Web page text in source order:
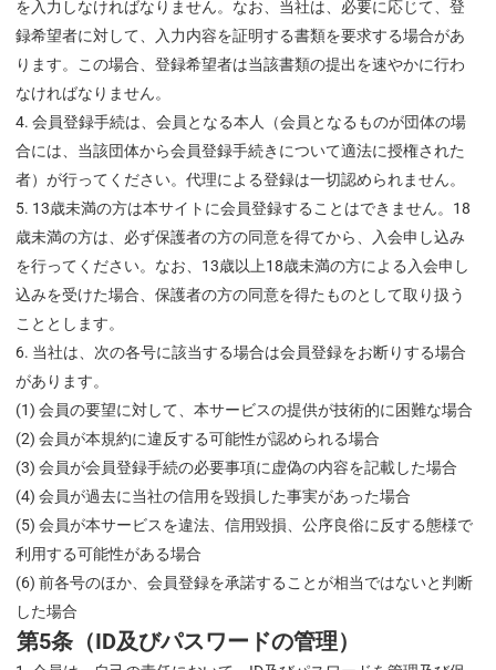
を入力しなければなりません。なお、当社は、必要に応じて、登
録希望者に対して、入力内容を証明する書類を要求する場合があ
ります。この場合、登録希望者は当該書類の提出を速やかに行わ
なければなりません。
会員登録手続は、会員となる本人（会員となるものが団体の場
合には、当該団体から会員登録手続きについて適法に授権された
者）が行ってください。代理による登録は一切認められません。
13歳未満の方は本サイトに会員登録することはできません。18
歳未満の方は、必ず保護者の方の同意を得てから、入会申し込み
を行ってください。なお、13歳以上18歳未満の方による入会申し
込みを受けた場合、保護者の方の同意を得たものとして取り扱う
こととします。
当社は、次の各号に該当する場合は会員登録をお断りする場合
があります。
(1) 会員の要望に対して、本サービスの提供が技術的に困難な場合
(2) 会員が本規約に違反する可能性が認められる場合
(3) 会員が会員登録手続の必要事項に虚偽の内容を記載した場合
(4) 会員が過去に当社の信用を毀損した事実があった場合
(5) 会員が本サービスを違法、信用毀損、公序良俗に反する態様で
利用する可能性がある場合
(6) 前各号のほか、会員登録を承諾することが相当ではないと判断
した場合
第5条（ID及びパスワードの管理）